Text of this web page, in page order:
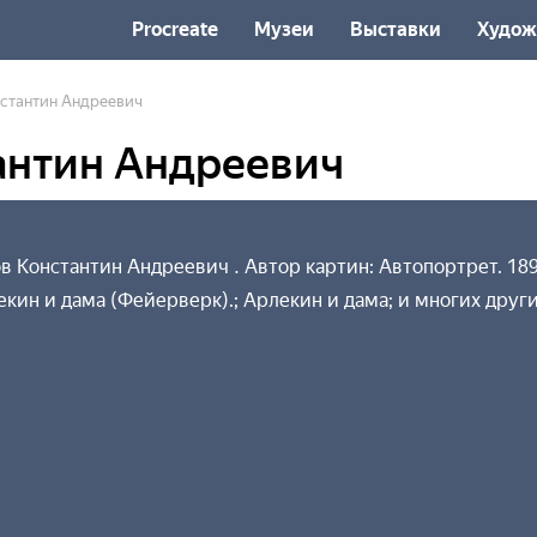
Procreate Музеи Выставки
Андреевич
Андреевич
Константин Андреевич . Автор картин: Автопортрет.
и дама (Фейерверк).; Арлекин и дама; и многих